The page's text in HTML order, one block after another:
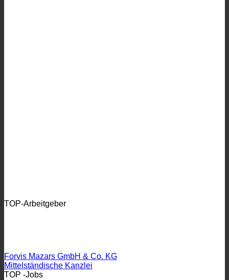
TOP-Arbeitgeber
Forvis Mazars GmbH & Co. KG
Mittelständische Kanzlei
TOP -Jobs